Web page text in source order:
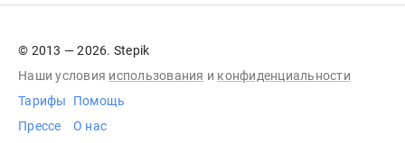
© 2013 — 2026. Stepik
Наши условия использования и конфиденциальности
Тарифы
Прессе
Помощь
О нас